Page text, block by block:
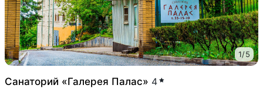
1/5
Санаторий «Галерея Палас» 4